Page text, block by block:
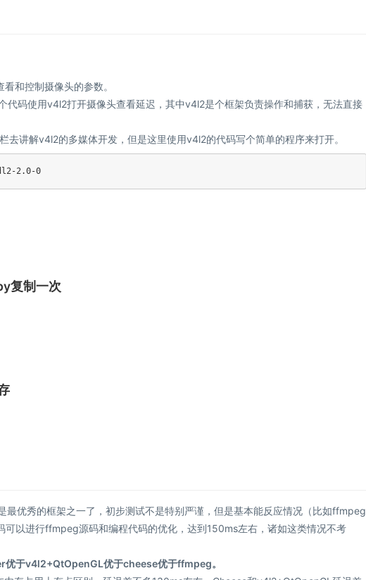
和控制摄像头的参数。
码使用v4l2打开摄像头查看延迟，其中v4l2是个框架负责操作和捕获，无法直接
讲解v4l2的多媒体开发，但是这里使用v4l2的代码写个简单的程序来打开。
复制一次
优秀的框架之一了，初步测试不是特别严谨，但是基本能反应情况（比如ffmpeg
以进行ffmpeg源码和编程代码的优化，达到150ms左右，诸如这类情况不考
于v4l2+QtOpenGL优于cheese优于ffmpeg。